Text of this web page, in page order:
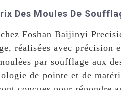
Des Moules De
Foshan Baijinyi
réalisées avec précision
par soufflage aux
de pointe et de